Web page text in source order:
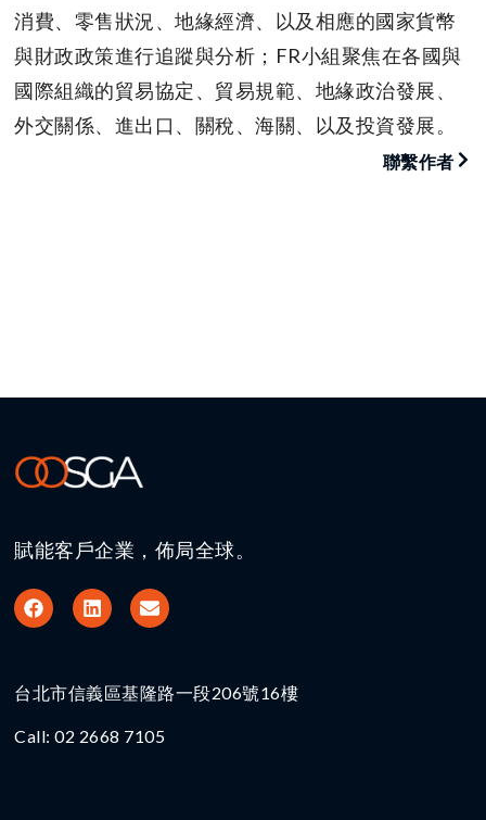
消費、零售狀況、地緣經濟、以及相應的國家貨幣
與財政政策進行追蹤與分析；FR小組聚焦在各國與
國際組織的貿易協定、貿易規範、地緣政治發展、
外交關係、進出口、關稅、海關、以及投資發展。
聯繫作者
賦能客戶企業，佈局全球。
台北市信義區基隆路一段206號16樓​
Call: 02 2668 7105